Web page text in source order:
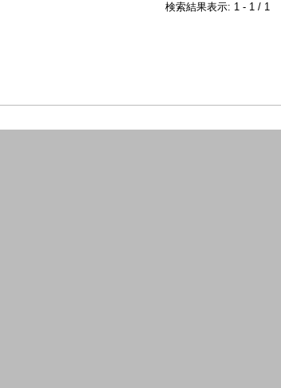
検索結果表示: 1 - 1 / 1